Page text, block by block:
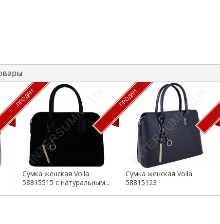
ПРОДАН
Сумка женская Voila
58815515 с натуральным...
ПРОДАН
Сумка женская Voila
58815123